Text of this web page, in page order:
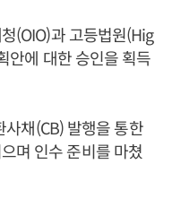
(OIO)과 고등법원(Hig
안에 대한 승인을 획득
채(CB) 발행을 통한
며 인수 준비를 마쳤